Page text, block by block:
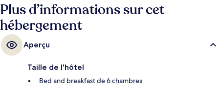
Plus d’informations sur cet
hébergement
Aperçu
Taille de l'hôtel
Bed and breakfast de 6 chambres